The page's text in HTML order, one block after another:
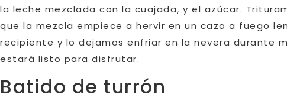
la leche mezclada con la cuajada, y el azúcar.
que la mezcla empiece a hervir en un cazo a fuego
recipiente y lo dejamos enfriar en la nevera durante
estará listo para disfrutar.
Batido de turrón